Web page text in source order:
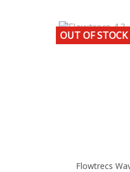
Flowtrecs
OUT OF STOCK